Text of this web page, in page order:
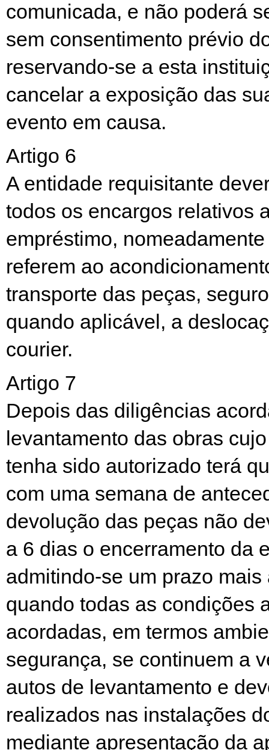
comunicada, e não poderá
sem consentimento prévio
reservando-se a esta
cancelar a exposição das
evento em causa.
Artigo 6
A entidade requisitante
todos os encargos relativos
empréstimo,
referem ao
transporte das peças,
quando aplicável, a
courier.
Artigo 7
Depois das diligências
levantamento das obras
tenha sido autorizado terá
com uma semana de
devolução das peças não
a 6 dias o encerramento da
admitindo-se um prazo mais
quando todas as condições
acordadas, em termos
segurança, se continuem a
autos de levantamento e
realizados nas instalações
mediante apresentação da